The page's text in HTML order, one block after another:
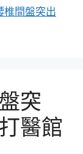
椎間盤突出
突
醫館